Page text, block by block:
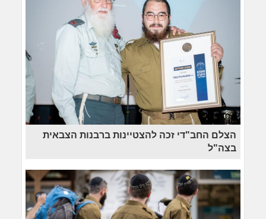
הצלם החב"די זכה להצטיינות ברבנות הצבאית
בצה"ל